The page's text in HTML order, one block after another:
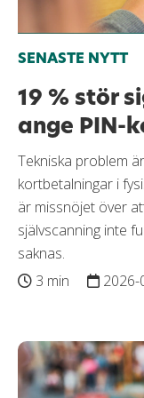
SENASTE NYTT
19 % stör
ange PIN-
Tekniska problem
kortbetalningar i
är missnöjet över
självscanning inte
saknas.
3 min
2026-